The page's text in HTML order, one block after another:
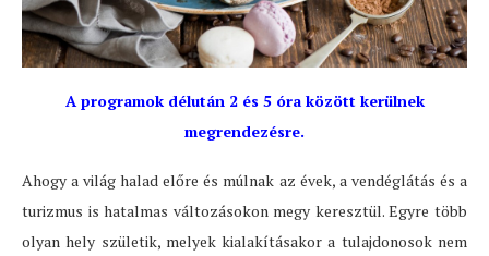
A programok délután 2 és 5 óra között kerülnek
megrendezésre.
Ahogy a világ halad előre és múlnak az évek, a vendéglátás és a
turizmus is hatalmas változásokon megy keresztül. Egyre több
olyan hely születik, melyek kialakításakor a tulajdonosok nem